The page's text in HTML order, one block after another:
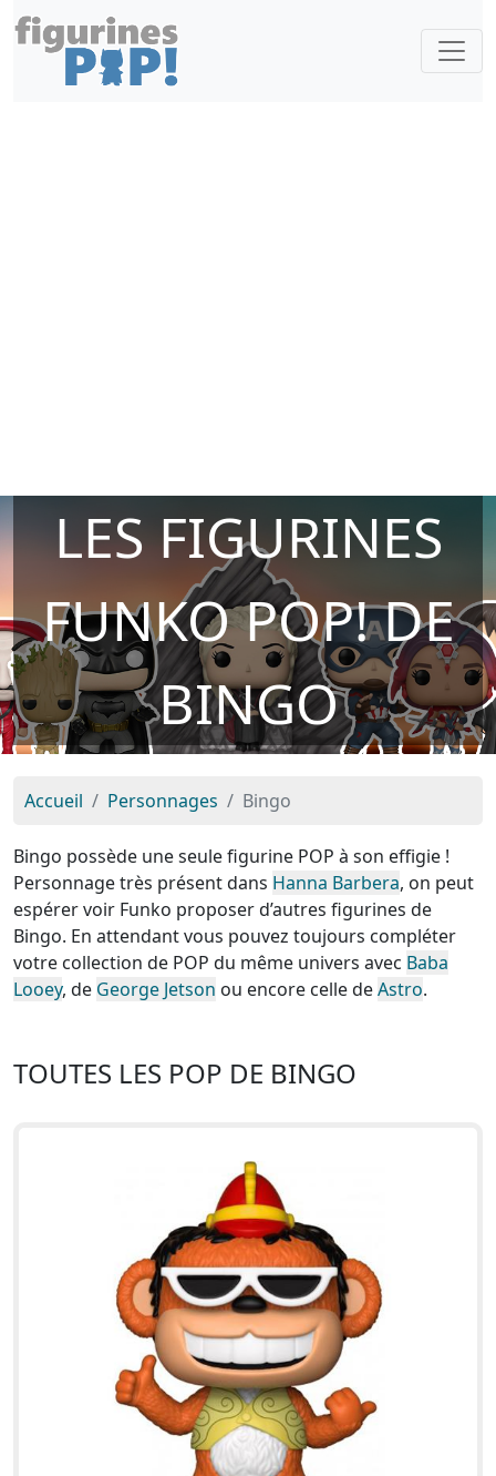
LES FIGURINES
FUNKO POP! DE
BINGO
Accueil Personnages Bingo
Bingo possède une seule figurine POP à son effigie !
Personnage très présent dans Hanna Barbera, on peut
espérer voir Funko proposer d’autres figurines de
Bingo. En attendant vous pouvez toujours compléter
votre collection de POP du même univers avec Baba
Looey, de George Jetson ou encore celle deAstro.
TOUTES LES POP DE BINGO